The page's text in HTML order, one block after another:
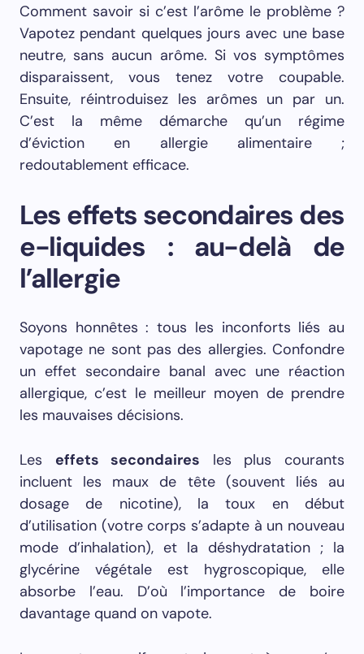
Comment savoir si c’est l’arôme le problème ?
Vapotez pendant quelques jours avec une base
neutre, sans aucun arôme. Si vos symptômes
disparaissent, vous tenez votre coupable.
Ensuite, réintroduisez les arômes un par un.
C’est la même démarche qu’un régime
d’éviction en allergie alimentaire ;
redoutablement efficace.
Les effets secondaires des
e-liquides : au-delà de
l’allergie
Soyons honnêtes : tous les inconforts liés au
vapotage ne sont pas des allergies. Confondre
un effet secondaire banal avec une réaction
allergique, c’est le meilleur moyen de prendre
les mauvaises décisions.
Les effets secondaires les plus courants
incluent les maux de tête (souvent liés au
dosage de nicotine), la toux en début
d’utilisation (votre corps s’adapte à un nouveau
mode d’inhalation), et la déshydratation ; la
glycérine végétale est hygroscopique, elle
absorbe l’eau. D’où l’importance de boire
davantage quand on vapote.